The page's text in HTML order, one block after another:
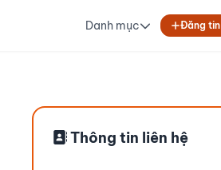
Danh mục Đăng tin
Thông tin liên hệ